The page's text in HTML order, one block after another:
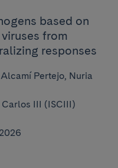
based on
from
responses
Pertejo, Nuria
III (ISCIII)